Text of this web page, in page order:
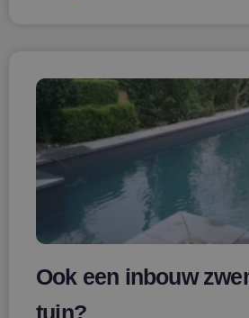
Ook een inbouw
tuin?